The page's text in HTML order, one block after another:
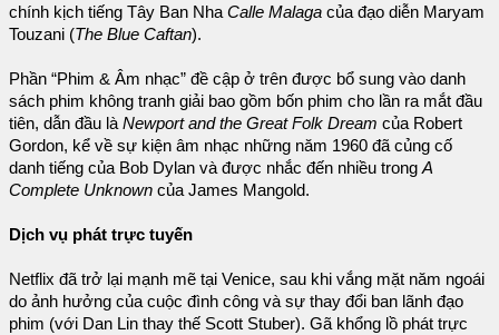
chính kịch tiếng Tây Ban Nha Calle Malaga của đạo diễn Maryam
Touzani (The Blue Caftan).
Phần “Phim & Âm nhạc” đề cập ở trên được bổ sung vào danh
sách phim không tranh giải bao gồm bốn phim cho lần ra mắt đầu
tiên, dẫn đầu là Newport and the Great Folk Dream của Robert
Gordon, kể về sự kiện âm nhạc những năm 1960 đã củng cố
danh tiếng của Bob Dylan và được nhắc đến nhiều trong A
Complete Unknown của James Mangold.
Dịch vụ phát trực tuyến
Netflix đã trở lại mạnh mẽ tại Venice, sau khi vắng mặt năm ngoái
do ảnh hưởng của cuộc đình công và sự thay đổi ban lãnh đạo
phim (với Dan Lin thay thế Scott Stuber). Gã khổng lồ phát trực